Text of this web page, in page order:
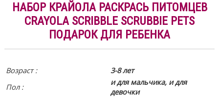
НАБОР КРАЙОЛА РАСКРАСЬ ПИТОМЦЕВ
CRAYOLA SCRIBBLE SCRUBBIE PETS
ПОДАРОК ДЛЯ РЕБЕНКА
Возраст :
3-8 лет
Пол :
и для мальчика, и для
девочки